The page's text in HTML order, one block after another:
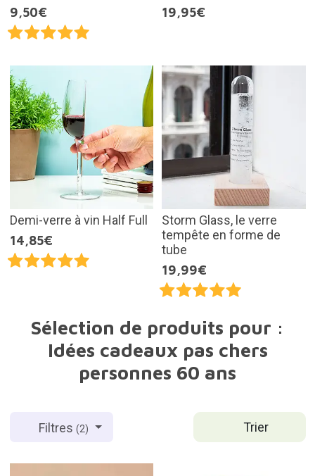
9,50€
19,95€
Demi-verre à vin Half Full
14,85€
Storm Glass, le verre
tempête en forme de
tube
19,99€
Sélection de produits pour :
Idées cadeaux pas chers
personnes 60 ans
Trier
Filtres(2)